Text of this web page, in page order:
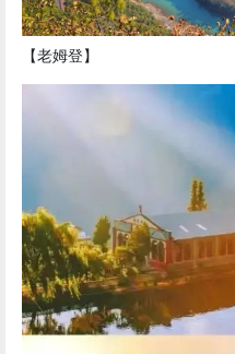
【老姆登】